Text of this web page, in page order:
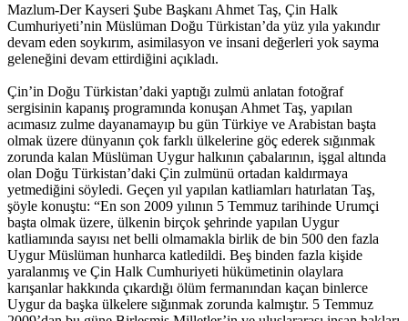
Mazlum-Der Kayseri Şube Başkanı Ahmet Taş, Çin Halk
Cumhuriyeti’nin Müslüman Doğu Türkistan’da yüz yıla yakındır
devam eden soykırım, asimilasyon ve insani değerleri yok sayma
geleneğini devam ettirdiğini açıkladı.
Çin’in Doğu Türkistan’daki yaptığı zulmü anlatan fotoğraf
sergisinin kapanış programında konuşan Ahmet Taş, yapılan
acımasız zulme dayanamayıp bu gün Türkiye ve Arabistan başta
olmak üzere dünyanın çok farklı ülkelerine göç ederek sığınmak
zorunda kalan Müslüman Uygur halkının çabalarının, işgal altında
olan Doğu Türkistan’daki Çin zulmünü ortadan kaldırmaya
yetmediğini söyledi. Geçen yıl yapılan katliamları hatırlatan Taş,
şöyle konuştu: “En son 2009 yılının 5 Temmuz tarihinde Urumçi
başta olmak üzere, ülkenin birçok şehrinde yapılan Uygur
katliamında sayısı net belli olmamakla birlik de bin 500 den fazla
Uygur Müslüman hunharca katledildi. Beş binden fazla kişide
yaralanmış ve Çin Halk Cumhuriyeti hükümetinin olaylara
karışanlar hakkında çıkardığı ölüm fermanından kaçan binlerce
Uygur da başka ülkelere sığınmak zorunda kalmıştır. 5 Temmuz